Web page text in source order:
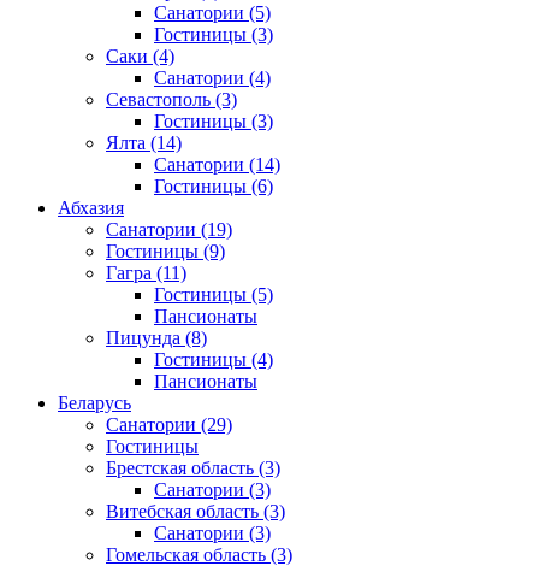
Санатории (5)
Гостиницы (3)
Саки (4)
Санатории (4)
Севастополь (3)
Гостиницы (3)
Ялта (14)
Санатории (14)
Гостиницы (6)
Абхазия
Санатории (19)
Гостиницы (9)
Гагра (11)
Гостиницы (5)
Пансионаты
Пицунда (8)
Гостиницы (4)
Пансионаты
Беларусь
Санатории (29)
Гостиницы
Брестская область (3)
Санатории (3)
Витебская область (3)
Санатории (3)
Гомельская область (3)